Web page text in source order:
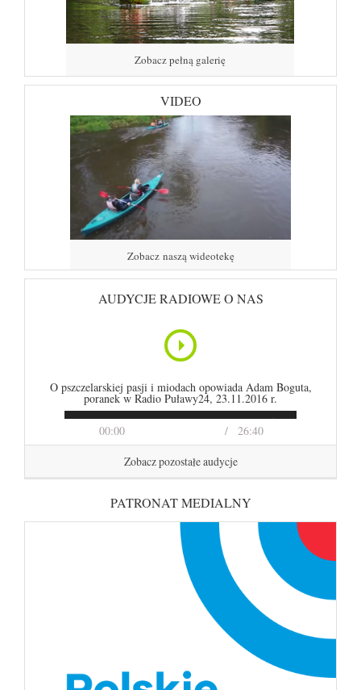
Zobacz pełną galerię
VIDEO
Zobacz naszą wideotekę
AUDYCJE RADIOWE O NAS
00:00 26:40
O pszczelarskiej pasji i miodach opowiada Adam Boguta,
poranek w Radio Puławy24, 23.11.2016 r.
Zobacz pozostałe audycje
PATRONAT MEDIALNY